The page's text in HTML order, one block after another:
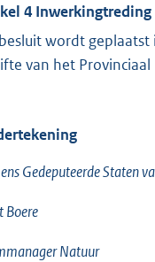
4 Inwerkingtreding
wordt geplaatst
van het
Gedeputeerde Staten
Boere
Natuur